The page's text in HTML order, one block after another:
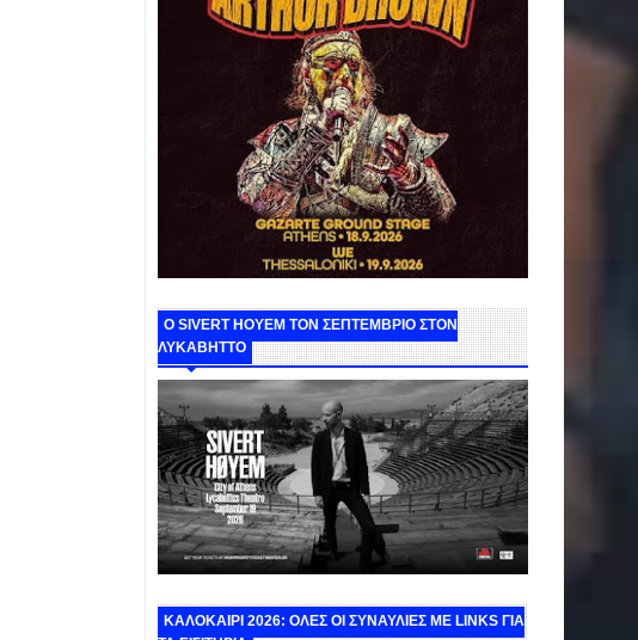
Ο SIVERT HOYEM ΤΟΝ ΣΕΠΤΕΜΒΡΙΟ ΣΤΟΝ
ΛΥΚΑΒΗΤΤΟ
ΚΑΛΟΚΑΙΡΙ 2026: ΟΛΕΣ ΟΙ ΣΥΝΑΥΛΙΕΣ ΜΕ LINKS ΓΙΑ